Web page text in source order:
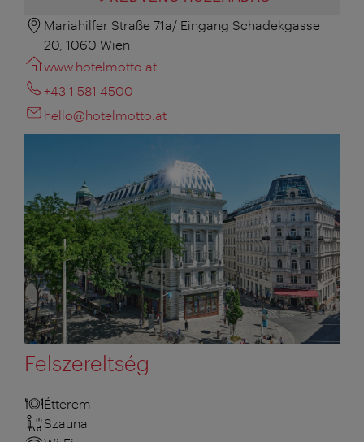
Mariahilfer Straße 71a/ Eingang Schadekgasse
20, 1060 Wien
www.hotelmotto.at
+43 1 581 4500
hello@hotelmotto.at
Felszereltség
Étterem
Szauna